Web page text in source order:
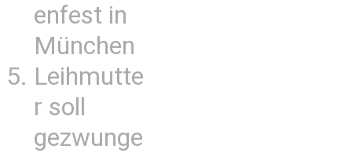
enfest in
München
Leihmutte
r soll
gezwunge